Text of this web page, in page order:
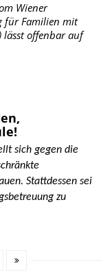
Wiener
für Familien mit
lässt offenbar auf
sich gegen die
Stattdessen sei
zu